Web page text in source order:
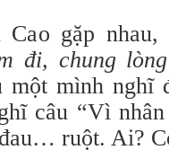
gặp
đi, chung
mình nghĩ
câu “Vì
ruột. Ai?